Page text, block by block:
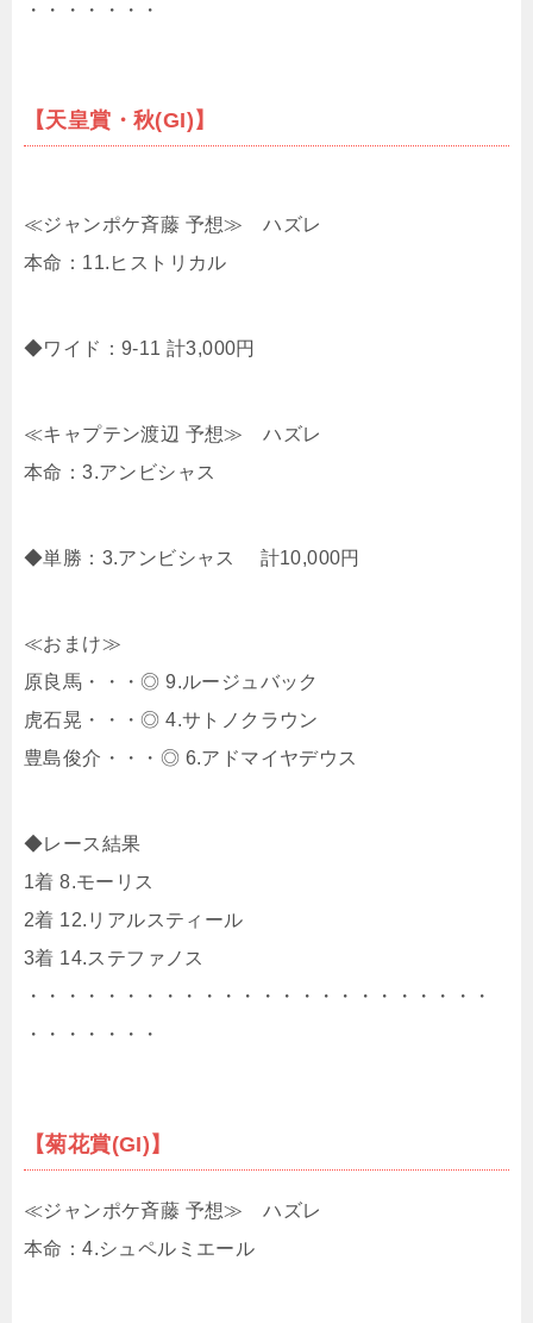
・・・・・・・
【天皇賞・秋(GI)】
≪ジャンポケ斉藤 予想≫ ハズレ
本命：11.ヒストリカル
◆ワイド：9-11 計3,000円
≪キャプテン渡辺 予想≫ ハズレ
本命：3.アンビシャス
◆単勝：3.アンビシャス 計10,000円
≪おまけ≫
原良馬・・・◎ 9.ルージュバック
虎石晃・・・◎ 4.サトノクラウン
豊島俊介・・・◎ 6.アドマイヤデウス
◆レース結果
1着 8.モーリス
2着 12.リアルスティール
3着 14.ステファノス
・・・・・・・・・・・・・・・・・・・・・・・・
・・・・・・・
【菊花賞(GI)】
≪ジャンポケ斉藤 予想≫ ハズレ
本命：4.シュペルミエール